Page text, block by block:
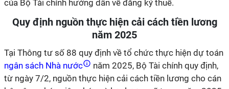
của Bộ Tài chính hướng dẫn về đăng ký thuế.
Quy định nguồn thực hiện cải cách tiền lương
năm 2025
Tại Thông tư số 88 quy định về tổ chức thực hiện dự toán
ngân sách Nhà nước
năm 2025, Bộ Tài chính quy định,
từ ngày 7/2, nguồn thực hiện cải cách tiền lương cho cán